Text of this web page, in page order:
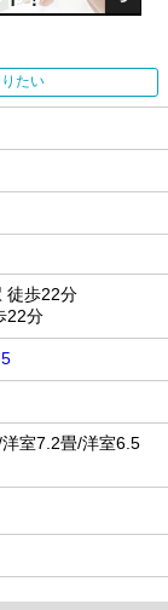
たい
徒歩22分
22分
室7.2畳/洋室6.5